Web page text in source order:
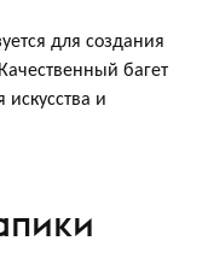
для создания
багет
и